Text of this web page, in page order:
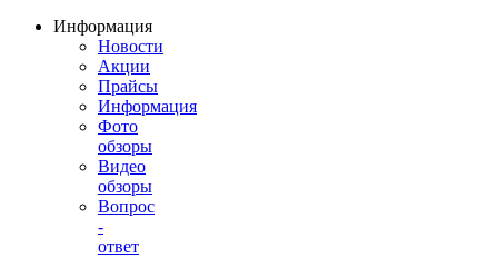
Информация
Новости
Акции
Прайсы
Информация
Фото
обзоры
Видео
обзоры
Вопрос
-
ответ